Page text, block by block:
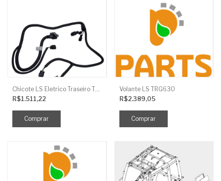
R$1.511,22
Volante LS TRG630
R$2.389,05